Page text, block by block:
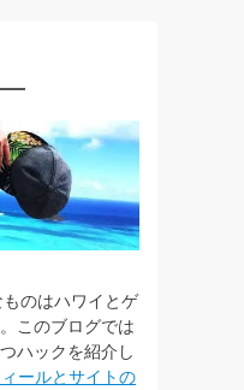
のはハワイとゲ
このブログでは
ハックを紹介し
ールとサイトの